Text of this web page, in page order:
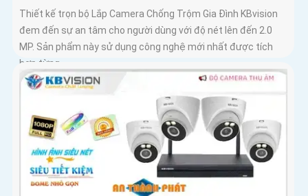
Thiết kế trọn bộ Lắp Camera Chống Trộm Gia Đình KBvision
đem đến sự an tâm cho người dùng với độ nét lên đến 2.0
MP. Sản phẩm này sử dụng công nghệ mới nhất được tích
hợp từng...